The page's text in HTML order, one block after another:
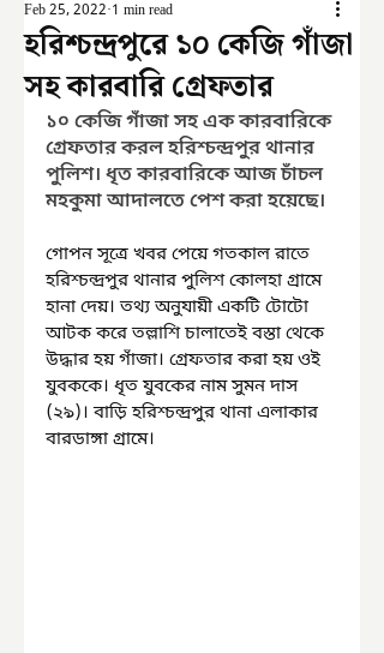
হরিশ্চন্দ্রপুরে ১০ কেজি গাঁজা
সহ কারবারি গ্রেফতার
Feb 25, 2022 1 min read
১০ কেজি গাঁজা সহ এক কারবারিকে
গ্রেফতার করল হরিশ্চন্দ্রপুর থানার
পুলিশ। ধৃত কারবারিকে আজ চাঁচল
মহকুমা আদালতে পেশ করা হয়েছে।
গোপন সূত্রে খবর পেয়ে গতকাল রাতে
হরিশ্চন্দ্রপুর থানার পুলিশ কোলহা গ্রামে
হানা দেয়। তথ্য অনুযায়ী একটি টোটো
আটক করে তল্লাশি চালাতেই বস্তা থেকে
উদ্ধার হয় গাঁজা। গ্রেফতার করা হয় ওই
যুবককে। ধৃত যুবকের নাম সুমন দাস
(২৯)। বাড়ি হরিশ্চন্দ্রপুর থানা এলাকার
বারডাঙ্গা গ্রামে।